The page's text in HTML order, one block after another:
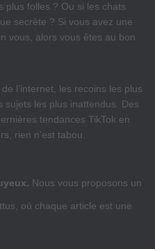
plus folles ? Ou si les chats
secrète ? Si vous avez une
vous, alors vous êtes au bon
l’internet, les recoins les plus
sujets les plus inattendus. Des
tendances TikTok en
rien n’est tabou.
Nous vous proposons un
où chaque article est une